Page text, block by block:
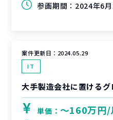
参画期間： 2024年6
案件更新日： 2024.05.29
IT
大手製造会社に置ける
単価： 〜160万円/